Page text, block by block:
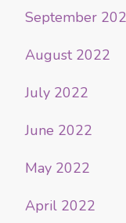
September
August 2022
July 2022
June 2022
May 2022
April 2022